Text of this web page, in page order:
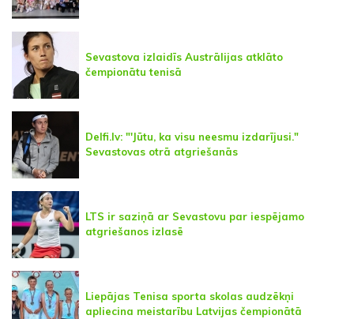
Sevastova izlaidīs Austrālijas atklāto
čempionātu tenisā
Delfi.lv: "'Jūtu, ka visu neesmu izdarījusi."
Sevastovas otrā atgriešanās
LTS ir saziņā ar Sevastovu par iespējamo
atgriešanos izlasē
Liepājas Tenisa sporta skolas audzēkņi
apliecina meistarību Latvijas čempionātā